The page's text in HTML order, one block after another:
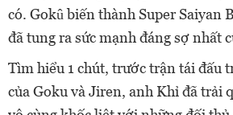
có. Gokû biến thành Super Saiyan
đã tung ra sức mạnh đáng sợ nhất
Tìm hiểu 1 chút, trước trận tái đấu
của Goku và Jiren, anh Khỉ đã trải